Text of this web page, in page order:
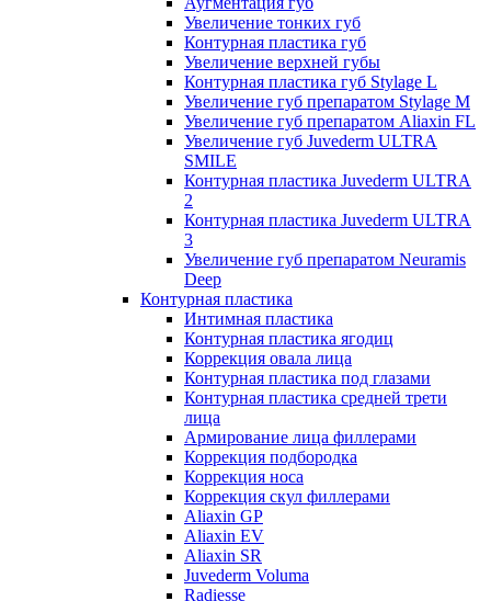
Увеличение тонких губ
Контурная пластика губ
Увеличение верхней губы
Контурная пластика губ Stylage L
Увеличение губ препаратом Stylage M
Увеличение губ препаратом Aliaxin FL
Увеличение губ Juvederm ULTRA
SMILE
Контурная пластика Juvederm ULTRA
2
Контурная пластика Juvederm ULTRA
3
Увеличение губ препаратом Neuramis
Deep
Контурная пластика
Интимная пластика
Контурная пластика ягодиц
Коррекция овала лица
Контурная пластика под глазами
Контурная пластика средней трети
лица
Армирование лица филлерами
Коррекция подбородка
Коррекция носа
Коррекция скул филлерами
Aliaxin GP
Aliaxin EV
Aliaxin SR
Juvederm Voluma
Radiesse